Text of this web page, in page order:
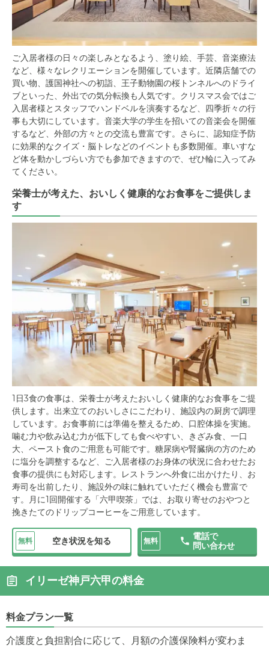
ご入居者様の日々の楽しみとなるよう、塗り絵、手芸、音楽療法
など、様々なレクリエーションを開催しています。近隣店舗での
買い物、護国神社への初詣、王子動物園の桜トンネルへのドライ
ブといった、外出での気分転換も人気です。クリスマス会ではご
入居者様とスタッフでハンドベルを演奏するなど、四季折々の行
事も大切にしています。音楽大学の学生を招いての音楽会を開催
するなど、外部の方々との交流も豊富です。さらに、認知症予防
に効果的なクイズ・脳トレなどのイベントも多数開催。車いすな
ど体を動かしづらい方でも参加できますので、ぜひ輪に入ってみ
てください。
栄養士が考えた、おいしく健康的なお食事をご提供しま
す
1日3食の食事は、栄養士が考えたおいしく健康的なお食事をご提
供します。出来立てのおいしさにこだわり、施設内の厨房で調理
しています。お食事前には準備を整えるため、口腔体操を実施。
噛む力や飲み込む力が低下しても食べやすい、きざみ食、一口
大、ペースト食のご用意も可能です。糖尿病や腎臓病の方のため
に塩分を調整するなど、ご入居者様のお身体の状況に合わせたお
食事の提供にも対応します。レストランへ外食に出かけたり、お
寿司を出前したり、施設外の味に触れていただく機会も豊富で
す。月に1回開催する「六甲喫茶」では、お取り寄せのおやつと
挽きたてのドリップコーヒーをご用意しています。
無料 空き状況を知る 無料
電話で
問い合わせ
イリーゼ神戸六甲の料金
料金プラン一覧
介護度と負担割合に応じて、月額の介護保険料が変わま